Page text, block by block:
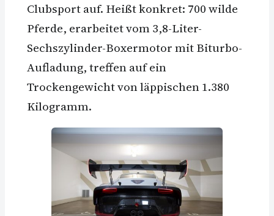
Clubsport auf. Heißt konkret: 700 wilde
Pferde, erarbeitet vom 3,8-Liter-
Sechszylinder-Boxermotor mit Biturbo-
Aufladung, treffen auf ein
Trockengewicht von läppischen 1.380
Kilogramm.